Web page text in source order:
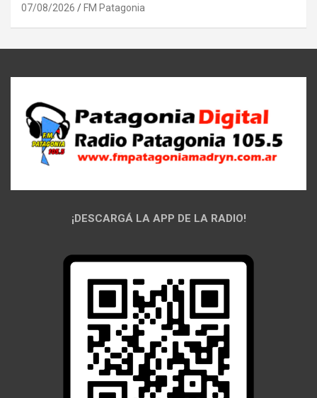
07/08/2026 FM Patagonia
¡DESCARGÁ LA APP DE LA RADIO!